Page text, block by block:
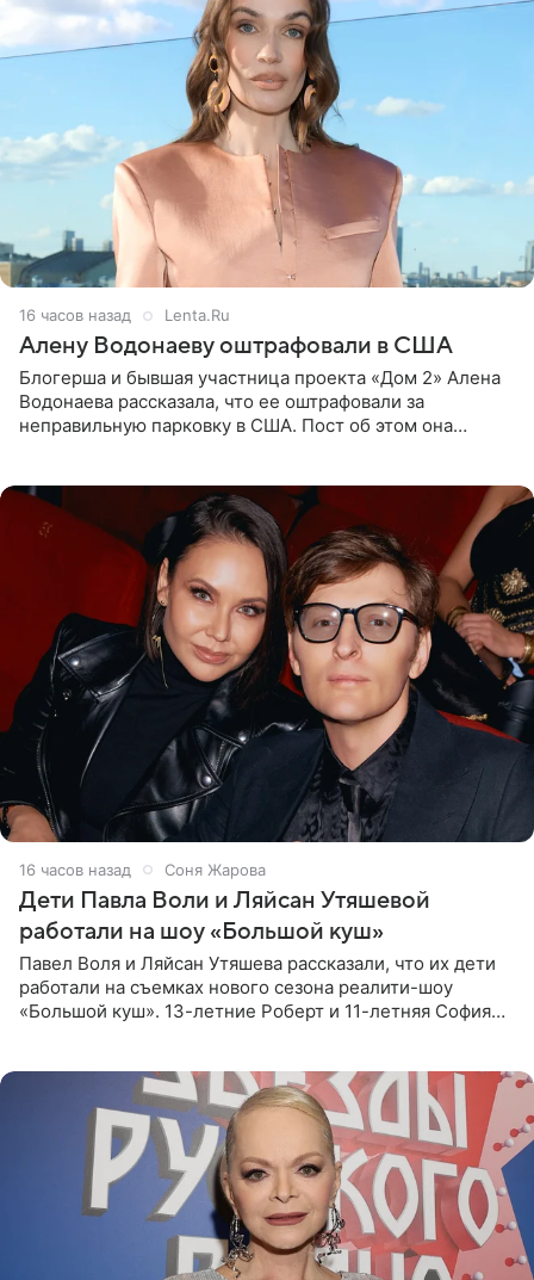
16 часов назад Lenta.Ru
Алену Водонаеву оштрафовали в США
Блогерша и бывшая участница проекта «Дом 2» Алена
Водонаева рассказала, что ее оштрафовали за
неправильную парковку в США. Пост об этом она
16 часов назад Соня Жарова
Дети Павла Воли и Ляйсан Утяшевой
работали на шоу «Большой куш»
Павел Воля и Ляйсан Утяшева рассказали, что их дети
работали на съемках нового сезона реалити-шоу
«Большой куш». 13-летние Роберт и 11-летняя София